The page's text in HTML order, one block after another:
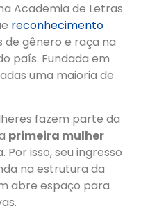
Academia de Letras
reconhecimento
de gênero e raça na
país. Fundada em
uma maioria de
fazem parte da
primeira mulher
isso, seu ingresso
na estrutura da
abre espaço para